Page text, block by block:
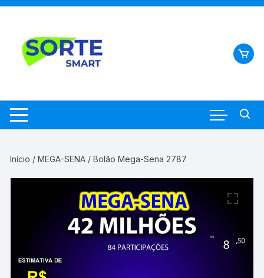
Pular
conteúdo
Início /MEGA-SENA / Bolão Mega-Sena 2787